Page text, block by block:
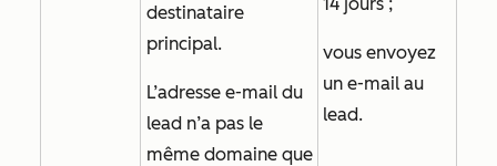
destinataire
principal.
L’adresse e-mail du
lead n’a pas le
même domaine que
vous envoyez
un e-mail au
lead.